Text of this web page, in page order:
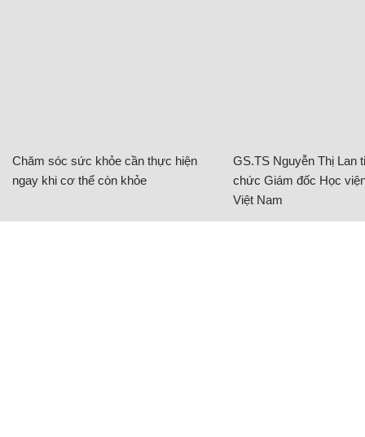
Chăm sóc sức khỏe cần thực hiện
ngay khi cơ thể còn khỏe
GS.TS Nguyễn Thị Lan
chức Giám đốc Học
Việt Nam